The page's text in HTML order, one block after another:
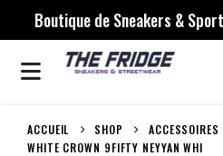
Boutique de Sneakers &
ACCUEIL SHOP
ACCESSOIRES
WHITE CROWN 9FIFTY NEYYAN WHI